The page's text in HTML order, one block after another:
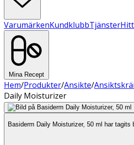
VarumärkenKundklubbTjänster
Mina Recept
Hem/Produkter/Ansikte/
Daily Moisturizer
Basiderm Daily Moisturizer, 50 ml har tagits